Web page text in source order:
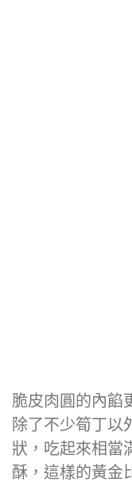
脆皮肉圓的內餡
除了不少筍丁以
狀，吃起來相當
酥，這樣的黃金